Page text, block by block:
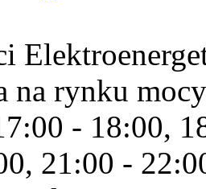
na rynku
- 18:00,
21:00 -